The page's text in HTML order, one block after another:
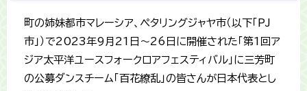
町の姉妹都市マレーシア、ペタリングジャヤ市（以下「PJ
市」）で2023年9月21日～26日に開催された「第1回ア
ジア太平洋ユースフォークロアフェスティバル」に三芳町
の公募ダンスチーム「百花繚乱」の皆さんが日本代表とし